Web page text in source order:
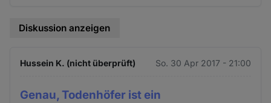
Diskussion anzeigen
Hussein K. (nicht überprüft) So. 30 Apr 2017 - 21:00
Genau, Todenhöfer ist ein